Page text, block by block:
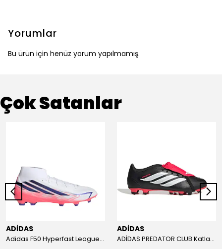
Yorumlar
Bu ürün için henüz yorum yapılmamış.
Çok Satanlar
ADİDAS
Adidas F50 Hyperfast League Mid Erkek Krampon (IH7090)
ADİDAS
ADİDAS PREDATOR CLUB Katlanır Dilli Çim Saha/Çoklu Zemin Kramponu JR3330